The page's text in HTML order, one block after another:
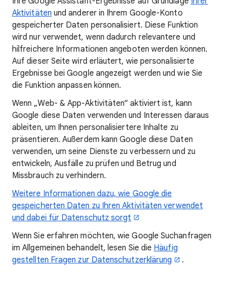
Aktivitäten und anderer in Ihrem Google-Konto
gespeicherter Daten personalisiert. Diese Funktion
wird nur verwendet, wenn dadurch relevantere und
hilfreichere Informationen angeboten werden können.
Auf dieser Seite wird erläutert, wie personalisierte
Ergebnisse bei Google angezeigt werden und wie Sie
die Funktion anpassen können.
Wenn „Web- & App-Aktivitäten“ aktiviert ist, kann
Google diese Daten verwenden und Interessen daraus
ableiten, um Ihnen personalisiertere Inhalte zu
präsentieren. Außerdem kann Google diese Daten
verwenden, um seine Dienste zu verbessern und zu
entwickeln, Ausfälle zu prüfen und Betrug und
Missbrauch zu verhindern.
Weitere Informationen dazu, wie Google die
gespeicherten Daten zu Ihren Aktivitäten verwendet
und dabei für Datenschutz sorgt
Wenn Sie erfahren möchten, wie Google Suchanfragen
im Allgemeinen behandelt, lesen Sie die Häufig
gestellten Fragen zur Datenschutzerklärung
.